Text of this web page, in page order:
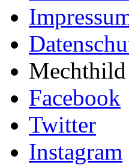
Facebook
Twitter
Instagram